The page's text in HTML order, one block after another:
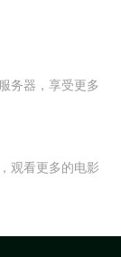
务器，享受更多
观看更多的电影